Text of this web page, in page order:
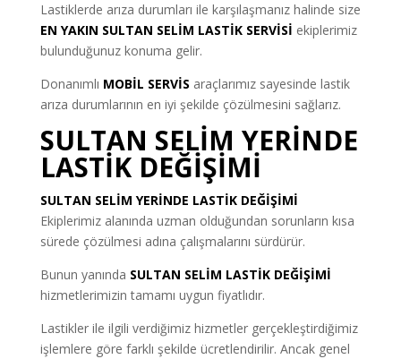
Lastiklerde arıza durumları ile karşılaşmanız halinde size
EN YAKIN SULTAN SELİM LASTİK SERVİSİ ekiplerimiz
bulunduğunuz konuma gelir.
Donanımlı MOBİL SERVİS araçlarımız sayesinde lastik
arıza durumlarının en iyi şekilde çözülmesini sağlarız.
SULTAN SELİM YERİNDE
LASTİK DEĞİŞİMİ
SULTAN SELİM YERİNDE LASTİK DEĞİŞİMİ
Ekiplerimiz alanında uzman olduğundan sorunların kısa
sürede çözülmesi adına çalışmalarını sürdürür.
Bunun yanında SULTAN SELİM LASTİK DEĞİŞİMİ
hizmetlerimizin tamamı uygun fiyatlıdır.
Lastikler ile ilgili verdiğimiz hizmetler gerçekleştirdiğimiz
işlemlere göre farklı şekilde ücretlendirilir. Ancak genel